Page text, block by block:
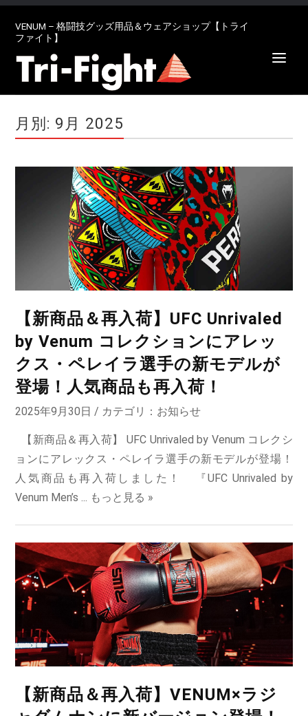
VENUM – 格闘技グッズ用品＆ウェアショップ【トライ
ファイト】
月別: 9月 2025
【新商品＆再入荷】UFC Unrivaled
by Venum コレクションにアレッ
クス・ペレイラ選手の新モデルが
登場！人気商品も再入荷！
2025年9月30日 / カテゴリ： お知らせ
【新商品＆再入荷】 UFC Unrivaled by Venum コレクシ
ョンにアレックス・ペレイラ選手の新モデルが登場！
人気商品も再入荷しました！ 『UFC Unrivaled by
Venum Men’s ... もっと見る »
【新商品＆再入荷】VENUM×ラジ